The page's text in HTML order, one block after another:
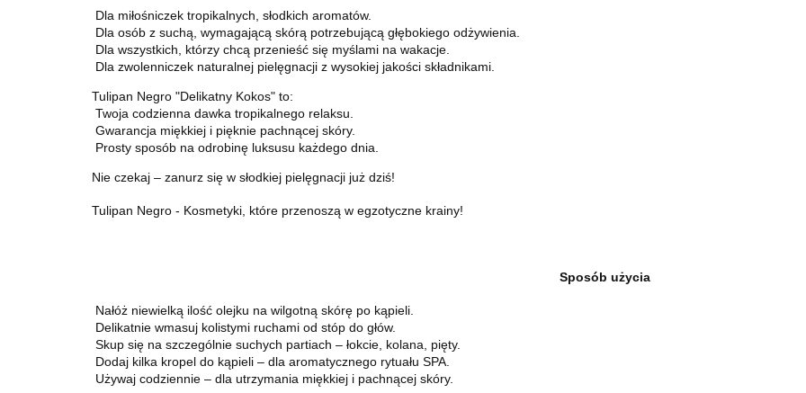
Dla miłośniczek tropikalnych, słodkich aromatów.
Dla osób z suchą, wymagającą skórą potrzebującą głębokiego odżywienia.
Dla wszystkich, którzy chcą przenieść się myślami na wakacje.
Dla zwolenniczek naturalnej pielęgnacji z wysokiej jakości składnikami.
Tulipan Negro "Delikatny Kokos" to:
Twoja codzienna dawka tropikalnego relaksu.
Gwarancja miękkiej i pięknie pachnącej skóry.
Prosty sposób na odrobinę luksusu każdego dnia.
Nie czekaj – zanurz się w słodkiej pielęgnacji już dziś!
Tulipan Negro - Kosmetyki, które przenoszą w egzotyczne krainy!
Sposób użycia
Nałóż niewielką ilość olejku na wilgotną skórę po kąpieli.
Delikatnie wmasuj kolistymi ruchami od stóp do głów.
Skup się na szczególnie suchych partiach – łokcie, kolana, pięty.
Dodaj kilka kropel do kąpieli – dla aromatycznego rytuału SPA.
Używaj codziennie – dla utrzymania miękkiej i pachnącej skóry.